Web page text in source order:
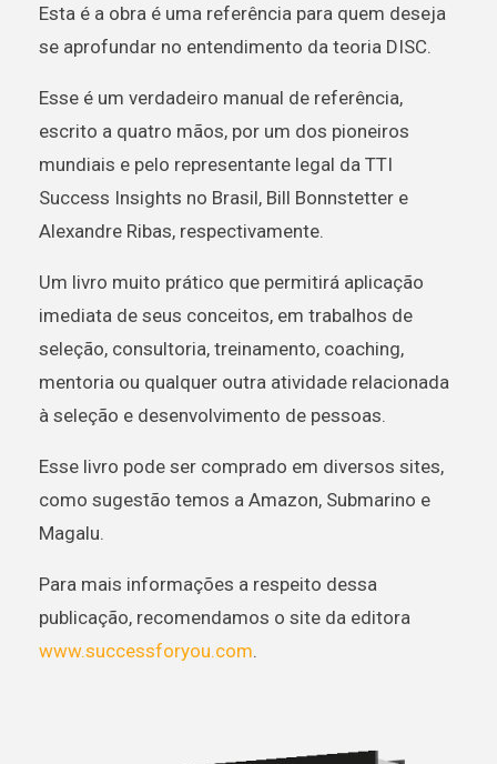
Esta é a obra é uma referência para quem deseja
se aprofundar no entendimento da teoria DISC.
Esse é um verdadeiro manual de referência,
escrito a quatro mãos, por um dos pioneiros
mundiais e pelo representante legal da TTI
Success Insights no Brasil, Bill Bonnstetter e
Alexandre Ribas, respectivamente.
Um livro muito prático que permitirá aplicação
imediata de seus conceitos, em trabalhos de
seleção, consultoria, treinamento, coaching,
mentoria ou qualquer outra atividade relacionada
à seleção e desenvolvimento de pessoas.
Esse livro pode ser comprado em diversos sites,
como sugestão temos a Amazon, Submarino e
Magalu.
Para mais informações a respeito dessa
publicação, recomendamos o site da editora
www.successforyou.com.